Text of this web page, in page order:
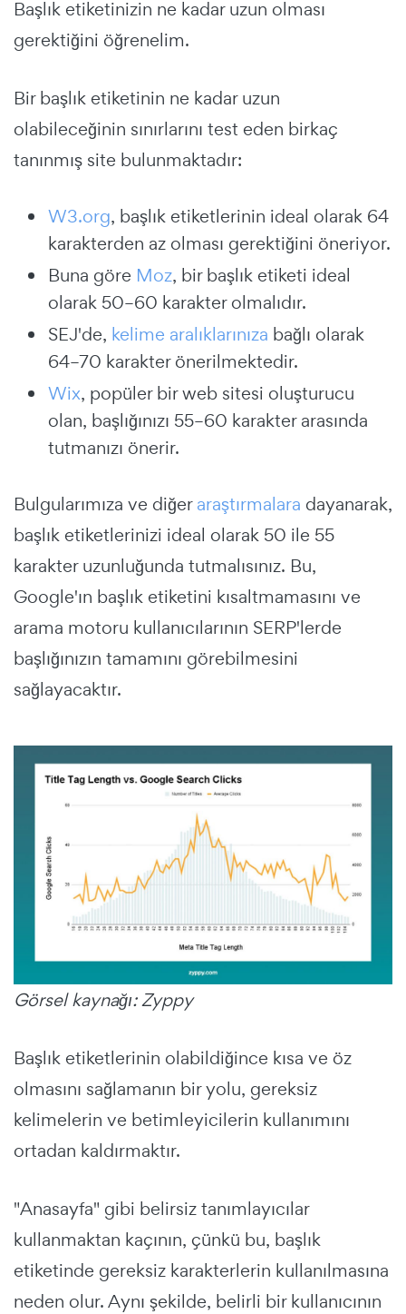
Başlık etiketinizin ne kadar uzun olması
gerektiğini öğrenelim.
Bir başlık etiketinin ne kadar uzun
olabileceğinin sınırlarını test eden birkaç
tanınmış site bulunmaktadır:
W3.org, başlık etiketlerinin ideal olarak 64
karakterden az olması gerektiğini öneriyor.
Buna göre Moz, bir başlık etiketi ideal
olarak 50–60 karakter olmalıdır.
SEJ'de, kelime aralıklarınıza bağlı olarak
64–70 karakter önerilmektedir.
Wix, popüler bir web sitesi oluşturucu
olan, başlığınızı 55–60 karakter arasında
tutmanızı önerir.
Bulgularımıza ve diğeraraştırmalara dayanarak,
başlık etiketlerinizi ideal olarak 50 ile 55
karakter uzunluğunda tutmalısınız. Bu,
Google'ın başlık etiketini kısaltmamasını ve
arama motoru kullanıcılarının SERP'lerde
başlığınızın tamamını görebilmesini
sağlayacaktır.
Görsel kaynağı: Zyppy
Başlık etiketlerinin olabildiğince kısa ve öz
olmasını sağlamanın bir yolu, gereksiz
kelimelerin ve betimleyicilerin kullanımını
ortadan kaldırmaktır.
"Anasayfa" gibi belirsiz tanımlayıcılar
kullanmaktan kaçının, çünkü bu, başlık
etiketinde gereksiz karakterlerin kullanılmasına
neden olur. Aynı şekilde, belirli bir kullanıcının